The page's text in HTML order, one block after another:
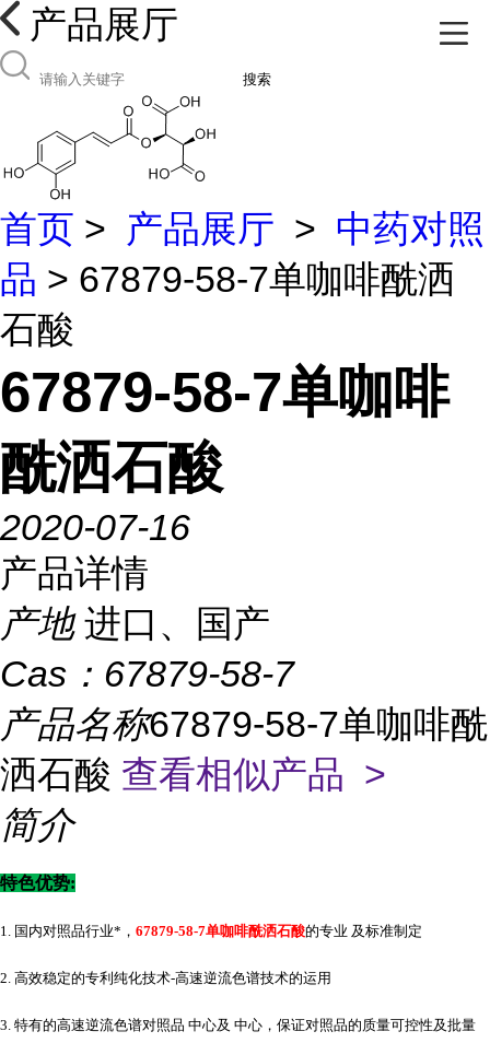
产品展厅
搜索
首页 > 产品展厅 > 中药对照
品 > 67879-58-7单咖啡酰洒
石酸
67879-58-7单咖啡
酰洒石酸
2020-07-16
产品详情
产地 进口、国产
Cas： 67879-58-7
产品名称67879-58-7单咖啡酰
洒石酸 查看相似产品 >
简介
特色优势:
1. 国内对照品行业*， 67879-58-7单咖啡酰洒石酸的专业 及标准制定
2. 高效稳定的专利纯化技术-高速逆流色谱技术的运用
3. 特有的高速逆流色谱对照品 中心及 中心，保证对照品的质量可控性及批量